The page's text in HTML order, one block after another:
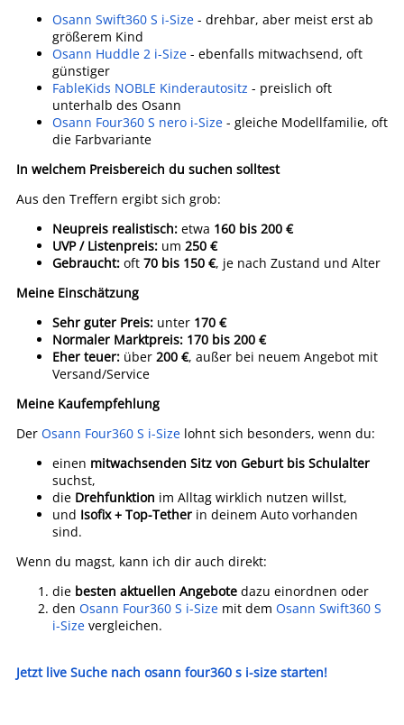
Osann Swift360 S i-Size - drehbar, aber meist erst ab
größerem Kind
Osann Huddle 2 i-Size - ebenfalls mitwachsend, oft
günstiger
FableKids NOBLE Kinderautositz - preislich oft
unterhalb des Osann
Osann Four360 S nero i-Size - gleiche Modellfamilie, oft
die Farbvariante
In welchem Preisbereich du suchen solltest
Aus den Treffern ergibt sich grob:
Neupreis realistisch: etwa 160 bis 200 €
UVP / Listenpreis: um 250 €
Gebraucht: oft 70 bis 150 €, je nach Zustand und Alter
Meine Einschätzung
Sehr guter Preis: unter 170 €
Normaler Marktpreis: 170 bis 200 €
Eher teuer: über 200 €, außer bei neuem Angebot mit
Versand/Service
Meine Kaufempfehlung
Der Osann Four360 S i-Size lohnt sich besonders, wenn du:
einen mitwachsenden Sitz von Geburt bis Schulalter
suchst,
die Drehfunktion im Alltag wirklich nutzen willst,
und Isofix + Top-Tether in deinem Auto vorhanden
sind.
Wenn du magst, kann ich dir auch direkt:
die besten aktuellen Angebote dazu einordnen oder
den Osann Four360 S i-Size mit dem Osann Swift360 S
i-Size vergleichen.
Jetzt live Suche nach osann four360 s i-size starten!